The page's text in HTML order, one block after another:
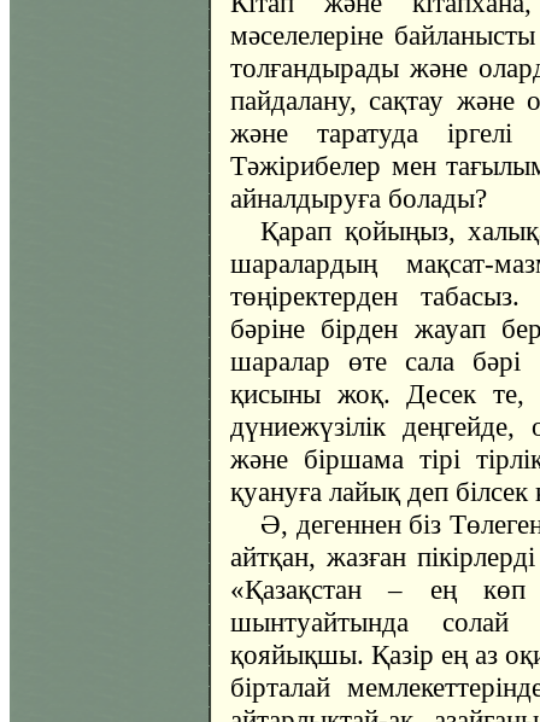
мәселелеріне
толғандырады және
пайдалану, сақтау және
және таратуда іргелі
Тәжірибелер мен
айналдыруға болады?
Қарап қойыңыз,
шаралардың мақсат-
төңіректерден
бәріне бірден жауап
шаралар өте сала бәрі
қисыны жоқ. Десек те,
дүниежүзілік
және біршама тірі
қуануға лайық деп білсек
Ә, дегеннен біз
айтқан, жазған
«Қазақстан – ең
шынтуайтында
қояйықшы. Қазір ең аз
бірталай